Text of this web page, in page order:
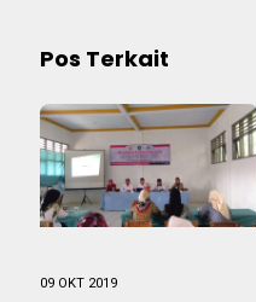
Pos Terkait
09 OKT 2019